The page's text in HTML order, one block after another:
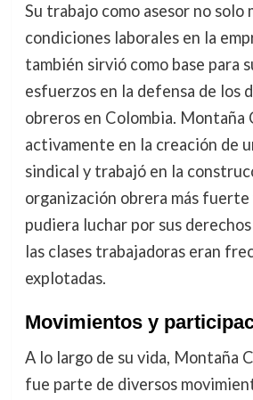
Su trabajo como asesor no solo
condiciones laborales en la
también sirvió como base para
esfuerzos en la defensa de los
obreros en Colombia.
activamente en la creación de
sindical y trabajó en la
organización obrera más fuerte
pudiera luchar por sus
las clases trabajadoras eran
explotadas.
Movimientos y
A lo largo de su vida, Montaña
fue parte de diversos